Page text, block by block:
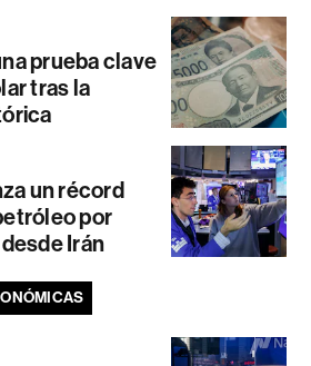
prueba clave
tras la
un récord
por
Irán